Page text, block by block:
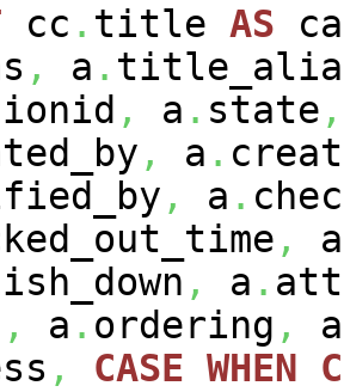
cc . title AS
, a .
, a . state ,
, a .
, a .
, a
, a .
, a . ordering , a
, CASE WHEN